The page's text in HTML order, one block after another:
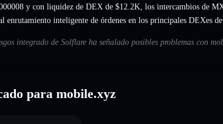
y con liquidez de DEX de $12.2K, los intercambios de
enrutamiento inteligente de órdenes en los principales DEXes de
integrado de Solflare ha señalado posibles problemas con
para mobile.xyz